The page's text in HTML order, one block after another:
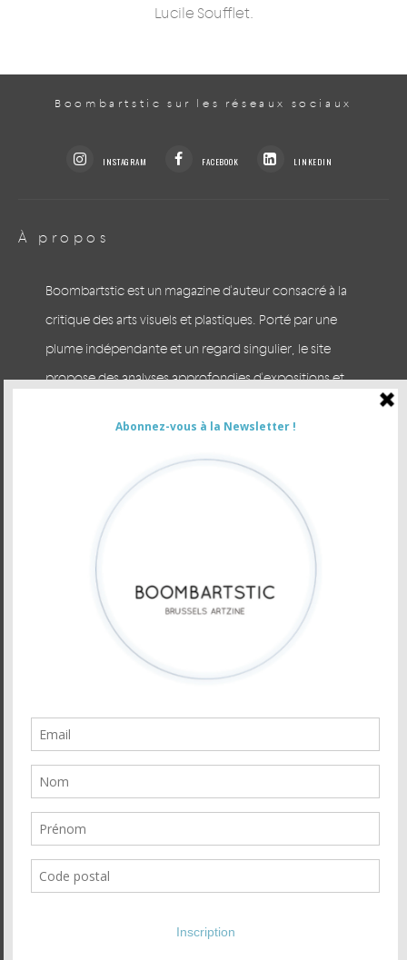
Lucile Soufflet.
Boombartstic sur les réseaux sociaux
INSTAGRAM FACEBOOK LINKEDIN
À propos
Boombartstic est un magazine d'auteur consacré à la
critique des arts visuels et plastiques. Porté par une
plume indépendante et un regard singulier, le site
propose des analyses approfondies d'expositions et
CONTACTER LA RÉDACTION
VOUS ÊTES ANNONCEUR
Newsletter